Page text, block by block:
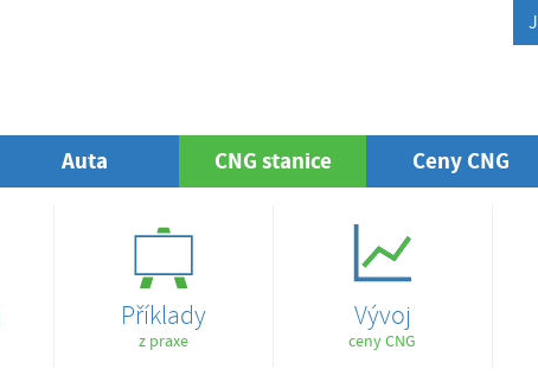
Auta CNG stanice (aktuální)Ceny CNG
Příklady
z praxe
Vývoj
ceny CNG